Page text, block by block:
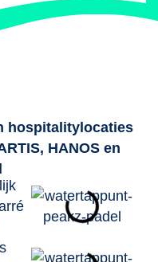
hospitalitylocaties
HANOS en